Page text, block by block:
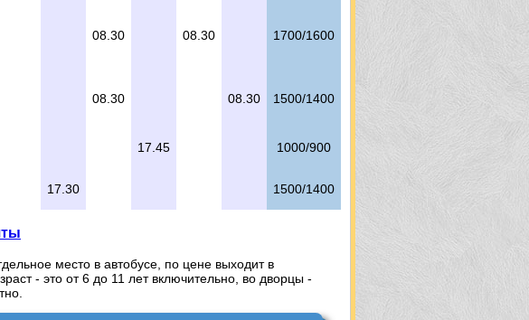
08.30 08.30 1700/1600
08.30 08.30 1500/1400
17.45 1000/900
17.30 1500/1400
место в автобусе, по цене выходит в
- это от 6 до 11 лет включительно, во дворцы -